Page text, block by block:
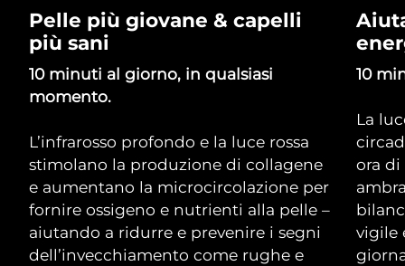
Pelle più giovane & capelli
più sani
10 minuti al giorno, in qualsiasi
momento.
L’infrarosso profondo e la luce rossa
stimolano la produzione di collagene
e aumentano la microcircolazione per
fornire ossigeno e nutrienti alla pelle –
aiutando a ridurre e prevenire i segni
dell’invecchiamento come rughe e
10
La
ora di
vigile